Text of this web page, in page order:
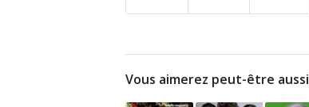
Vous aimerez peut-être aussi